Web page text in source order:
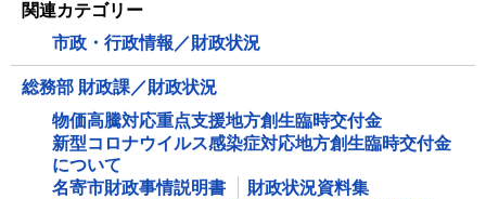
関連カテゴリー
市政・行政情報／財政状況
総務部 財政課／財政状況
物価高騰対応重点支援地方創生臨時交付金
新型コロナウイルス感染症対応地方創生臨時交付金
について
名寄市財政事情説明書
財政状況資料集